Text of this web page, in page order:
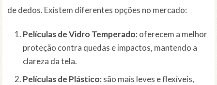
de dedos. Existem diferentes opções no mercado:
Películas de Vidro Temperado:oferecem a melhor
proteção contra quedas e impactos, mantendo a
clareza da tela.
Películas de Plástico:são mais leves e flexíveis,